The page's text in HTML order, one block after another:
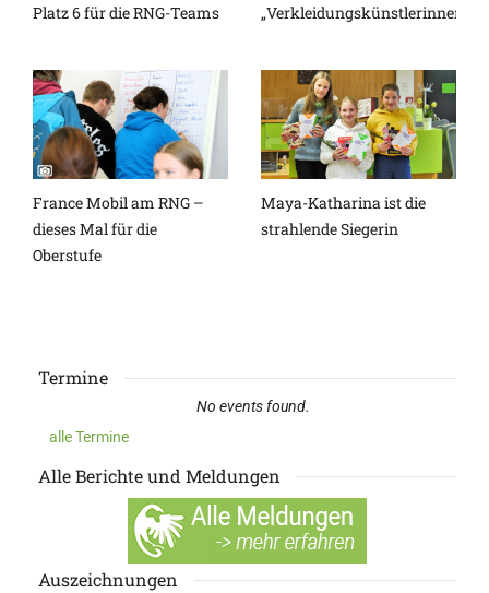
Platz 6 für die RNG-Teams
„Verkleidungskünstlerinnen“
France Mobil am RNG –
dieses Mal für die
Oberstufe
Maya-Katharina ist die
strahlende Siegerin
Termine
No events found.
alle Termine
Alle Berichte und Meldungen
Auszeichnungen